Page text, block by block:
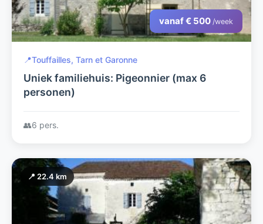
vanaf € 500 /week
📍Touffailles, Tarn et Garonne
Uniek familiehuis: Pigeonnier (max 6
personen)
👥6 pers.
📍 22.4 km